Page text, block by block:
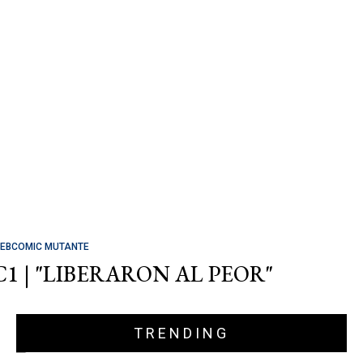
MUTANTE
| "LIBERARON AL PEOR"
TRENDING